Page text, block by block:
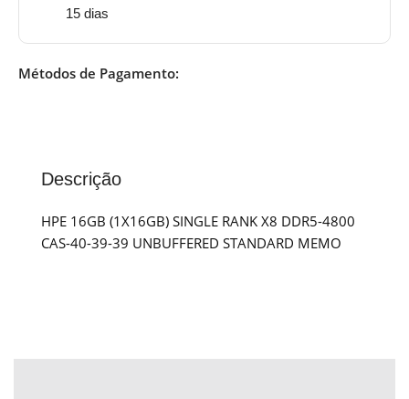
15 dias
Métodos de Pagamento:
Descrição
HPE 16GB (1X16GB) SINGLE RANK X8 DDR5-4800
CAS-40-39-39 UNBUFFERED STANDARD MEMO